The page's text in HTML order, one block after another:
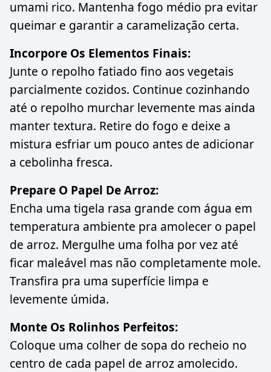
umami rico. Mantenha fogo médio pra evitar
queimar e garantir a caramelização certa.
Incorpore Os Elementos Finais:
Junte o repolho fatiado fino aos vegetais
parcialmente cozidos. Continue cozinhando
até o repolho murchar levemente mas ainda
manter textura. Retire do fogo e deixe a
mistura esfriar um pouco antes de adicionar
a cebolinha fresca.
Prepare O Papel De Arroz:
Encha uma tigela rasa grande com água em
temperatura ambiente pra amolecer o papel
de arroz. Mergulhe uma folha por vez até
ficar maleável mas não completamente mole.
Transfira pra uma superfície limpa e
levemente úmida.
Monte Os Rolinhos Perfeitos:
Coloque uma colher de sopa do recheio no
centro de cada papel de arroz amolecido.